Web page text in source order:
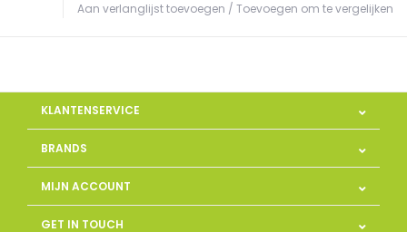
Aan verlanglijst toevoegen / Toevoegen om te vergelijken
KLANTENSERVICE
BRANDS
MIJN ACCOUNT
GET IN TOUCH